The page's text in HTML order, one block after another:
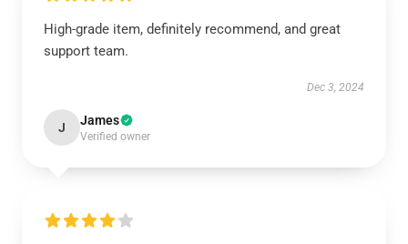
High-grade item, definitely recommend, and great
support team.
Dec 3, 2024
J James
Verified owner